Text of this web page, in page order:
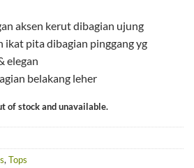
aksen kerut dibagian ujung
ikat pita dibagian pinggang yg
elegan
belakang leher
of stock and unavailable.
,Tops